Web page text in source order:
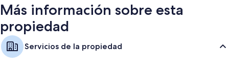
Más información sobre esta
propiedad
Servicios de la propiedad